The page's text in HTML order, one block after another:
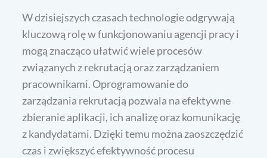
W dzisiejszych czasach technologie odgrywają
kluczową rolę w funkcjonowaniu agencji pracy i
mogą znacząco ułatwić wiele procesów
związanych z rekrutacją oraz zarządzaniem
pracownikami. Oprogramowanie do
zarządzania rekrutacją pozwala na efektywne
zbieranie aplikacji, ich analizę oraz komunikację
z kandydatami. Dzięki temu można zaoszczędzić
czas i zwiększyć efektywność procesu